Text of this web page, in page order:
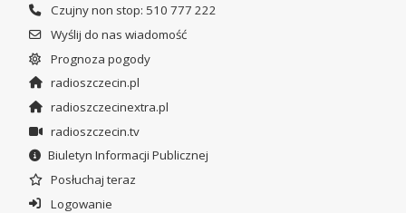
Czujny non stop: 510 777 222
Wyślij do nas wiadomość
Prognoza pogody
radioszczecin.pl
radioszczecinextra.pl
radioszczecin.tv
Biuletyn Informacji Publicznej
Posłuchaj teraz
Logowanie